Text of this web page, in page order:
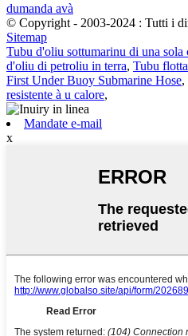
dumanda avà
© Copyright - 2003-2024 : Tutti i
Sitemap
Tubu d'oliu sottumarinu di una sola
d'oliu di petroliu in terra, Tubu
First Under Buoy Submarine Hose,
resistente à u calore,
Mandate e-mail
x